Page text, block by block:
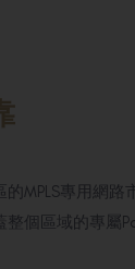
的MPLS專用網
整個區域的專屬